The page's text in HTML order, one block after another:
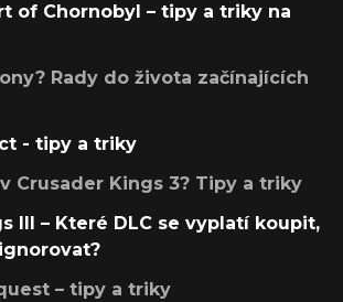
of Chornobyl – tipy a triky na
Rady do života začínajících
- tipy a triky
Crusader Kings 3? Tipy a triky
III – Které DLC se vyplatí koupit,
– tipy a triky